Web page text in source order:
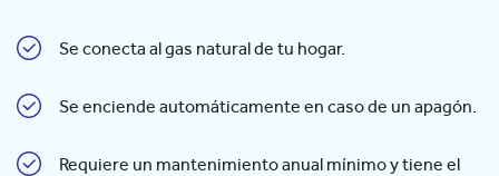
Se conecta al gas natural de tu hogar.
Se enciende automáticamente en caso de un apagón.
Requiere un mantenimiento anual mínimo y tiene el